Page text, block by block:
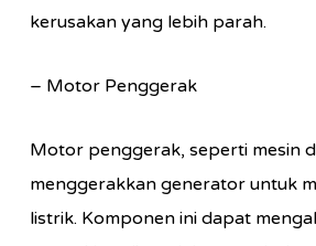
kerusakan yang lebih parah.
– Motor Penggerak
Motor penggerak, seperti mesin
menggerakkan generator untuk
listrik. Komponen ini dapat